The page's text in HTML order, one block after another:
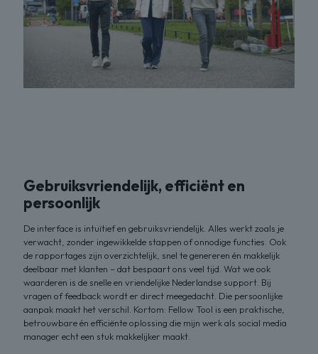
Gebruiksvriendelijk, efficiënt en
persoonlijk
De interface is intuïtief en gebruiksvriendelijk. Alles werkt zoals je
verwacht, zonder ingewikkelde stappen of onnodige functies. Ook
de rapportages zijn overzichtelijk, snel te genereren én makkelijk
deelbaar met klanten – dat bespaart ons veel tijd. Wat we ook
waarderen is de snelle en vriendelijke Nederlandse support. Bij
vragen of feedback wordt er direct meegedacht. Die persoonlijke
aanpak maakt het verschil. Kortom: Fellow Tool is een praktische,
betrouwbare én efficiënte oplossing die mijn werk als social media
manager echt een stuk makkelijker maakt.